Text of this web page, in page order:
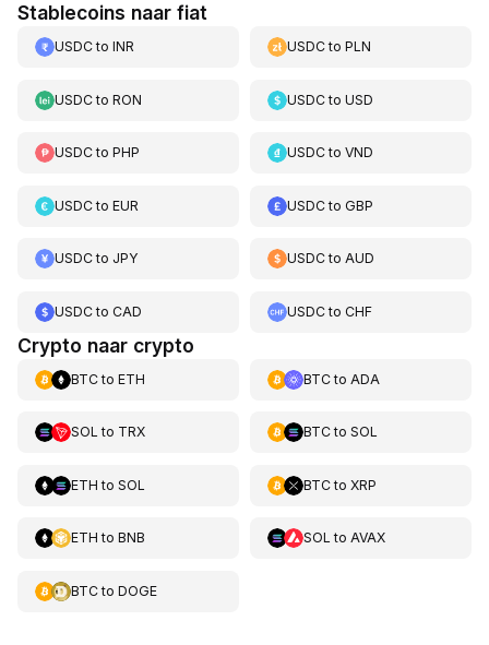
Stablecoins naar fiat
USDCto INR USDCtoPLN
USDCto RON USDCtoUSD
USDCto PHP USDCtoVND
USDCto EUR USDCtoGBP
USDCto JPY USDCtoAUD
USDCto CAD USDCtoCHF
Crypto naar crypto
BTCto ETH BTCto ADA
SOL to TRX BTCto SOL
ETH to SOL BTCto XRP
ETH to BNB SOL to AVAX
BTCto DOGE